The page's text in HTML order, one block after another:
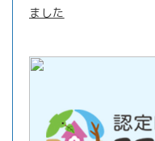
ました